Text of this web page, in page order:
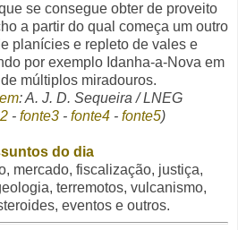
se consegue obter de proveito
a partir do qual começa um outro
planícies e repleto de vales e
por exemplo Idanha-a-Nova em
múltiplos miradouros.
: A. J. D. Sequeira / LNEG
- fonte3 - fonte4 - fonte5)
do dia
mercado, fiscalização, justiça,
terremotos, vulcanismo,
eventos e outros.